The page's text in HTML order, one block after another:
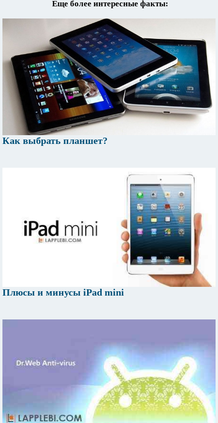
Еще более интересные факты:
Как выбрать планшет?
Плюсы и минусы iPad mini